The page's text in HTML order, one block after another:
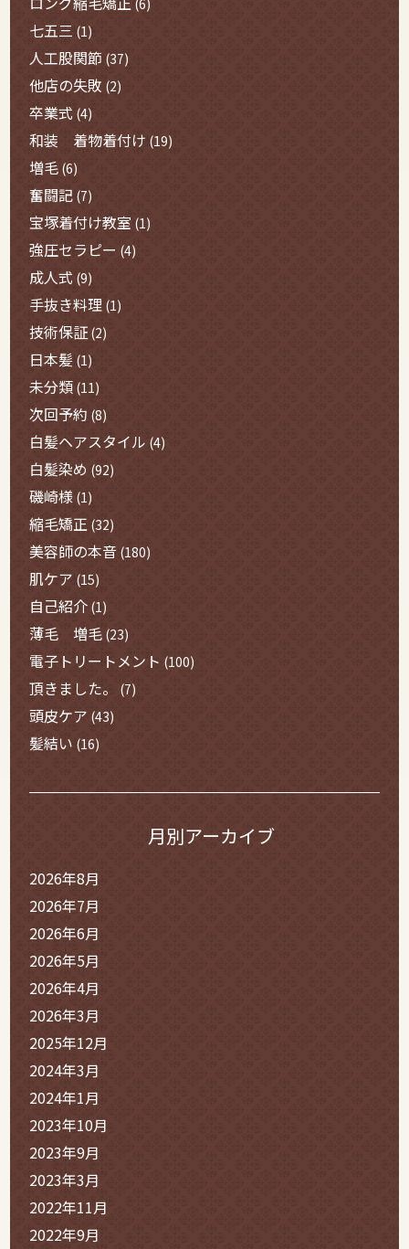
(6)
七五三 (1)
人工股関節 (37)
他店の失敗 (2)
卒業式 (4)
和装 着物着付け (19)
増毛 (6)
奮闘記 (7)
宝塚着付け教室 (1)
強圧セラピー (4)
成人式 (9)
手抜き料理 (1)
技術保証 (2)
日本髪 (1)
未分類 (11)
次回予約 (8)
白髪ヘアスタイル (4)
白髪染め (92)
磯崎様 (1)
縮毛矯正 (32)
美容師の本音 (180)
肌ケア (15)
自己紹介 (1)
薄毛 増毛 (23)
電子トリートメント (100)
頂きました。 (7)
頭皮ケア (43)
髪結い (16)
月別アーカイブ
2026年8月
2026年7月
2026年6月
2026年5月
2026年4月
2026年3月
2025年12月
2024年3月
2024年1月
2023年10月
2023年9月
2023年3月
2022年11月
2022年9月